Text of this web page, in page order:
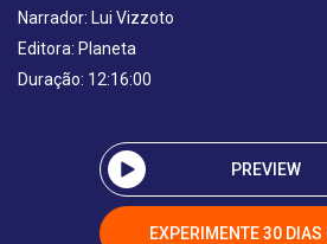
Narrador: Lui Vizzoto
Editora: Planeta
Duração: 12:16:00
PREVIEW
EXPERIMENTE 30 DIAS